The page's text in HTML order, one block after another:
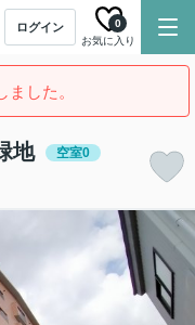
ログイン
お気に入り
0
した。
地 空室0